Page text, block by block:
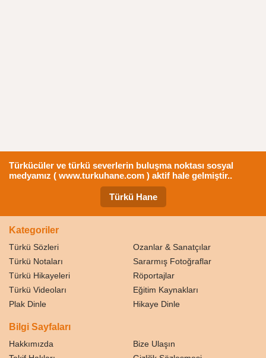
Türkücüler ve türkü severlerin buluşma noktası sosyal
medyamız ( www.turkuhane.com ) aktif hale gelmiştir..
Türkü Hane
Kategoriler
Türkü Sözleri
Ozanlar & Sanatçılar
Türkü Notaları
Sararmış Fotoğraflar
Türkü Hikayeleri
Röportajlar
Türkü Videoları
Eğitim Kaynakları
Plak Dinle
Hikaye Dinle
Bilgi Sayfaları
Hakkımızda
Bize Ulaşın